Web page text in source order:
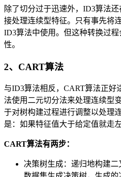
除了切分过于迅速外，ID3算法
接处理连续型特征。只有事先将
ID3算法中使用。但这种转换过
性。
2、CART算法
与ID3算法相反，CART算法正好
法使用二元切分法来处理连续型
于对树构建过程进行调整以处理
是：如果特征值大于给定值就走
CART算法有两步：
决策树生成：递归地构建